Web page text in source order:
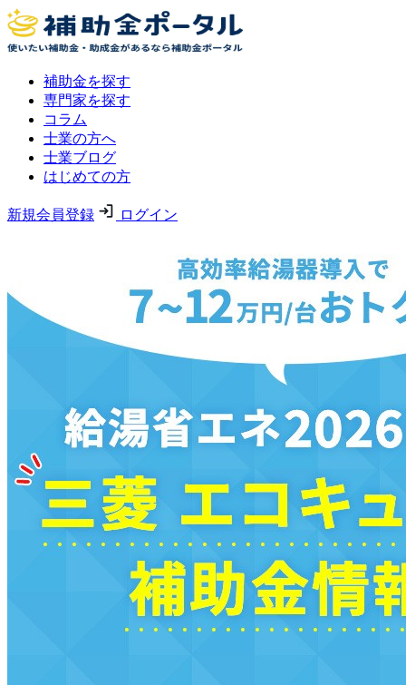
補助金を探す
専門家を探す
コラム
士業の方へ
士業ブログ
はじめての方
新規会員登録 ログイン